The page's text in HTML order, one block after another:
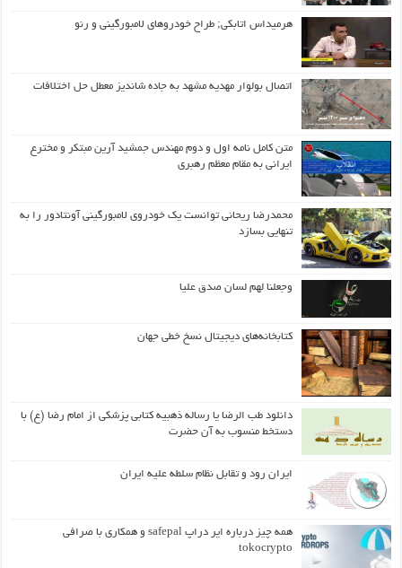
هرمیداس اتابکی; طراح خودروهای لامبورگینی و رنو
اتصال بولوار مهدیه مشهد به جاده شاندیز معطل حل اختلافات
متن کامل نامه اول و دوم مهندس جمشید آرین مبتکر و مخترع
ایرانی به مقام معظم رهبری
محمدرضا ریحانی توانست یک خودروی لامبورگینی آونتادور را به
تنهایی بسازد
وجعلنا لهم لسان صدق علیا
کتابخانه‌های دیجیتال نسخ خطی جهان
دانلود طب الرضا یا رساله‌ ذهبیه کتابی پزشکی از امام رضا (ع) با
دستخط منسوب به آن حضرت
ایران رود و تقابل نظام سلطه علیه ایران
همه چیز درباره ایر دراپ safepal و همکاری با صرافی
tokocrypto